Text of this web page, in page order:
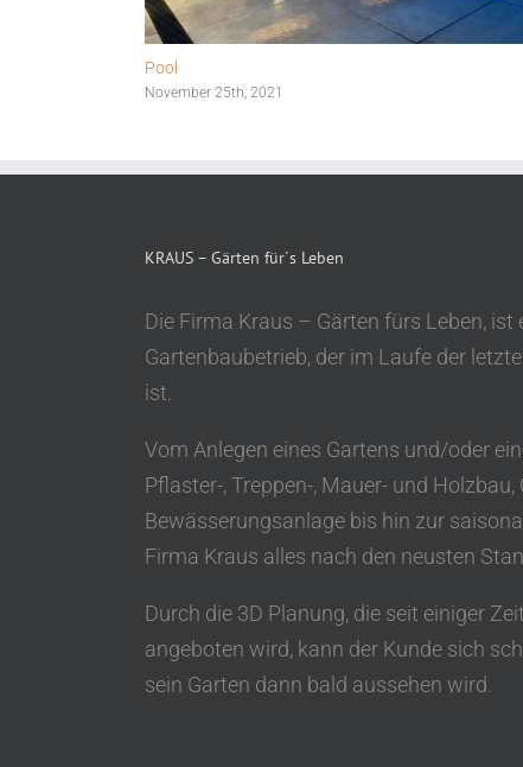
Pool
November 25th, 2021
KRAUS – Gärten für´s Leben
Die Firma Kraus – Gärten fürs Leben,
Gartenbaubetrieb, der im Laufe der
ist.
Vom Anlegen eines Gartens und/oder
Pflaster-, Treppen-, Mauer- und
Bewässerungsanlage bis hin zur
Firma Kraus alles nach den neusten
Durch die 3D Planung, die seit einiger
angeboten wird, kann der Kunde sich
sein Garten dann bald aussehen wird.